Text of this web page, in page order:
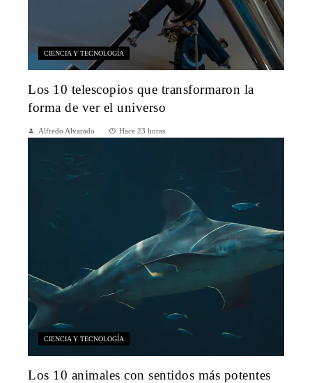
CIENCIA Y TECNOLOGÍA
Los 10 telescopios que transformaron la
forma de ver el universo
Alfredo Alvarado Hace 23 horas
CIENCIA Y TECNOLOGÍA
Los 10 animales con sentidos más potentes